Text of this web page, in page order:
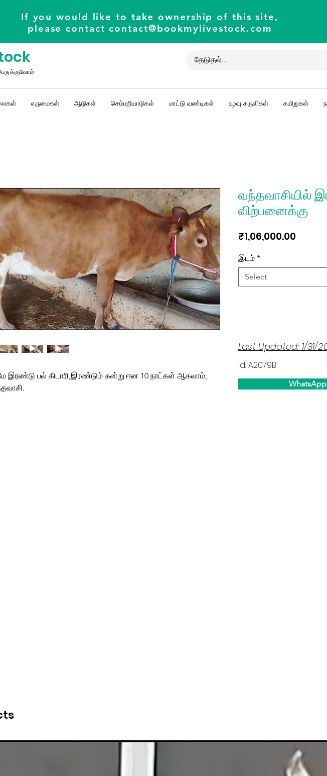
If you would like to take ownership of this site,
please contactcontact@bookmylivestock.com
எருமைகள் ஆடுகள் செம்மறியாடுகள் மாட்டு வண்டிகள் உழவு கருவிகள் கயிறுகள்
இரண்டு பல் கிடாரி,இரண்டும் கன்று ஈன 10 நாட்கள் ஆகலாம்,
வந்தவாசியில்
விற்பனைக்கு
₹1,06,000.00
இடம் *
Select
WhatsApp
Last Updated: 1/31/
Id: A2079B